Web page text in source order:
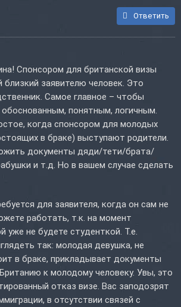
Ответить
Спонсором для британской визы
заявителю человек. Это
Самое главное – чтобы
понятным, логичным.
когда спонсором для молодых
в браке) выступают родители.
документы дяди/тети/брата/
и т.д. Но в вашем случае сделать
для заявителя, когда он сам не
работать, т.к. на момент
уже не будете студенткой. Т.е.
так: молодая девушка, не
в браке, прикладывает документы
к молодому человеку. Увы, это
отказ визе. Вас заподозрят
в отсутствии связей с